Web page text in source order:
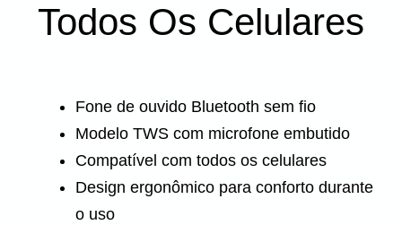
Todos Os Celulares
Fone de ouvido Bluetooth sem fio
Modelo TWS com microfone embutido
Compatível com todos os celulares
Design ergonômico para conforto durante
o uso